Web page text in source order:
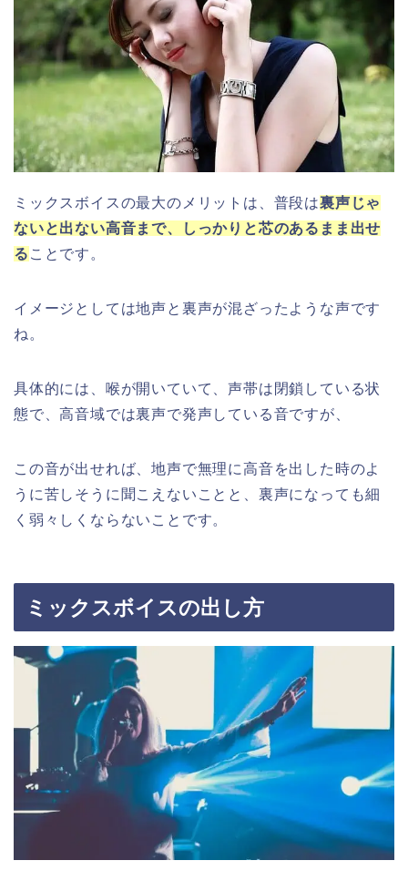
ミックスボイスの最大のメリットは、普段は裏声じゃ
ないと出ない高音まで、しっかりと芯のあるまま出せ
る ことです。
イメージとしては地声と裏声が混ざったような声です
ね。
具体的には、喉が開いていて、声帯は閉鎖している状
態で、高音域では裏声で発声している音ですが、
この音が出せれば、地声で無理に高音を出した時のよ
うに苦しそうに聞こえないことと、裏声になっても細
く弱々しくならないことです。
ミックスボイスの出し方